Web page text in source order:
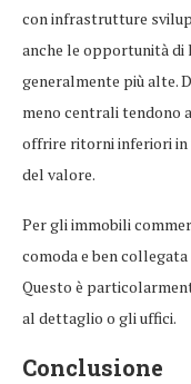
con infrastrutture
anche le opportunità di
generalmente più alte.
meno centrali tendono
offrire ritorni inferiori in
del valore.
Per gli immobili
comoda e ben
Questo è
al dettaglio o gli uffici.
Conclusione